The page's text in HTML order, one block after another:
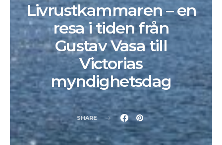
Livrustkammaren – en
resa i tiden från
Gustav Vasa till
Victorias
myndighetsdag
SHARE